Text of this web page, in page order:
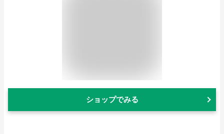
ショップでみる